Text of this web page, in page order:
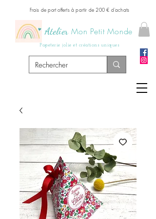
Papeterie jolie et créations uniques
Atelier Mon Petit Monde
Frais de port offerts à partir de 200 € d'achats